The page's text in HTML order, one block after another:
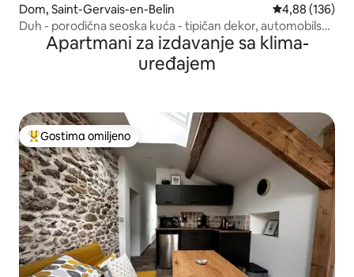
Dom, Saint-Gervais-en-Belin Prosečna
4,88 (136)
Duh - porodična seoska kuća - tipičan dekor, automobilski
Apartmani za izdavanje sa klima-
uređajem
Najuspešniji među gostima omiljenim
Gostima omiljeno